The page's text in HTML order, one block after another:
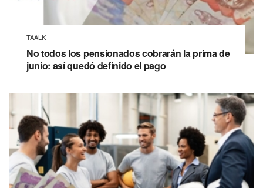
TAALK
No todos los pensionados cobrarán la prima de
junio: así quedó definido el pago